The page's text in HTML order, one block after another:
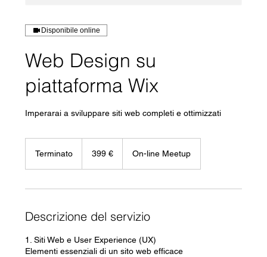
Disponibile online
Web Design su
piattaforma Wix
Imperarai a sviluppare siti web completi e ottimizzati
Terminato
m
a
o
399 € On-line Meetup
Descrizione del servizio
1. Siti Web e User Experience (UX)
Elementi essenziali di un sito web efficace